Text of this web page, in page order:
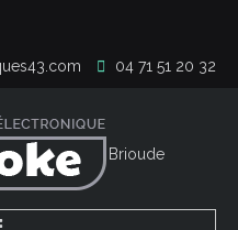
04 71 51 20 32